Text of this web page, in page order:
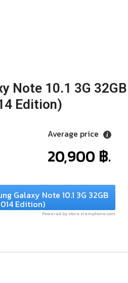
Note 10.1 3G 32GB
Edition)
Average price
20,900 ฿.
Galaxy Note 10.1 3G 32GB
Edition)
Powered by store.siamphone.com